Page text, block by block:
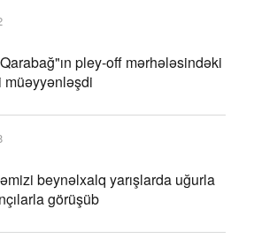
pley-off mərhələsindəki
beynəlxalq yarışlarda uğurla
görüşüb